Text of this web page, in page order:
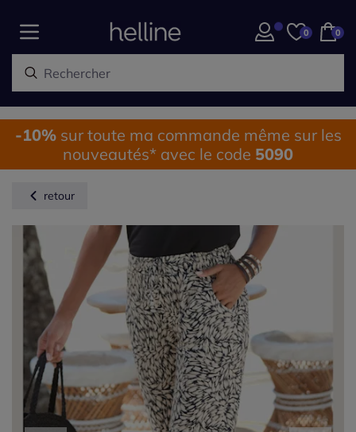
0 0
-10%sur toute ma commande même sur les
nouveautés* avec le code 5090
retour